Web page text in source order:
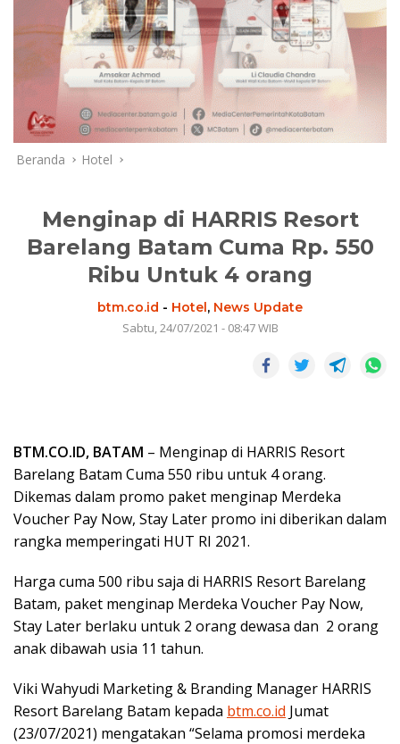
Beranda Hotel
Menginap di HARRIS Resort
Barelang Batam Cuma Rp. 550
Ribu Untuk 4 orang
btm.co.id - Hotel, News Update
Sabtu, 24/07/2021 - 08:47 WIB
BTM.CO.ID, BATAM – Menginap di HARRIS Resort
Barelang Batam Cuma 550 ribu untuk 4 orang.
Dikemas dalam promo paket menginap Merdeka
Voucher Pay Now, Stay Later promo ini diberikan dalam
rangka memperingati HUT RI 2021.
Harga cuma 500 ribu saja di HARRIS Resort Barelang
Batam, paket menginap Merdeka Voucher Pay Now,
Stay Later berlaku untuk 2 orang dewasa dan 2 orang
anak dibawah usia 11 tahun.
Viki Wahyudi Marketing & Branding Manager HARRIS
Resort Barelang Batam kepada btm.co.id Jumat
(23/07/2021) mengatakan “Selama promosi merdeka